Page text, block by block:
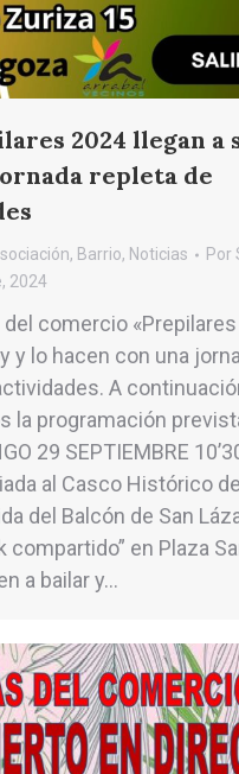
2024 llegan a
repleta de
, Barrio, Noticias Por
2024
comercio
y lo hacen con una
A
la programación
29 SEPTIEMBRE
al Casco Histórico del
del Balcón de San
compartido” en Plaza
a bailar y…